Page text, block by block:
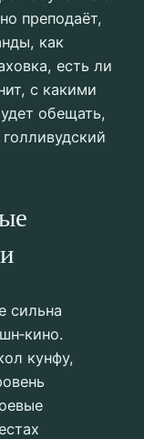
преподаёт,
как
есть ли
с какими
обещать,
сильна
кунфу,